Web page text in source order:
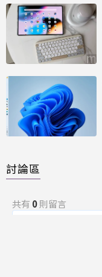
討論區
共有 0則留言